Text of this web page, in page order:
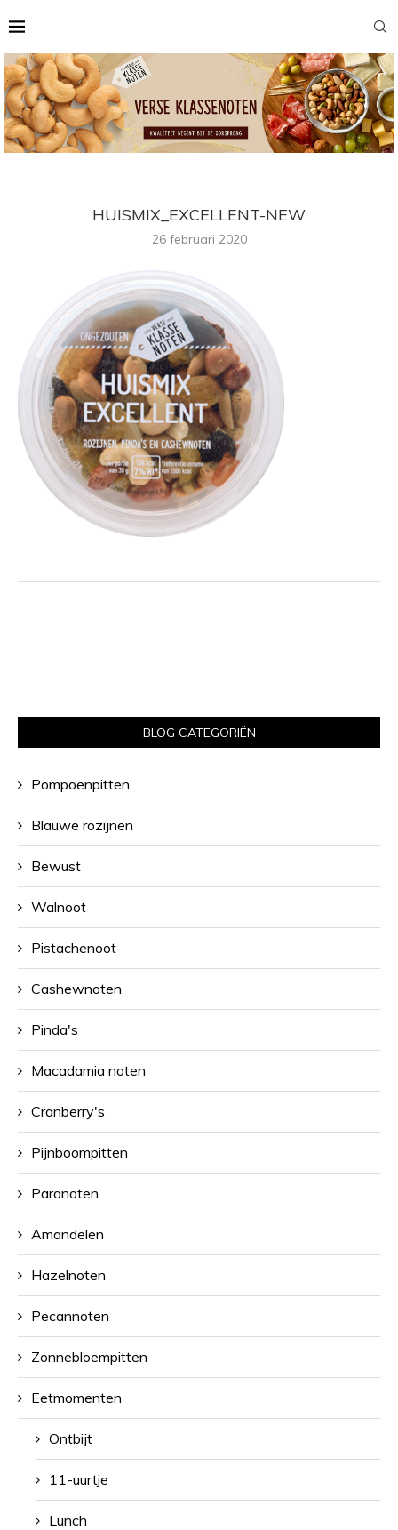
HUISMIX_EXCELLENT-NEW
26 februari 2020
BLOG CATEGORIËN
Pompoenpitten
Blauwe rozijnen
Bewust
Walnoot
Pistachenoot
Cashewnoten
Pinda's
Macadamia noten
Cranberry's
Pijnboompitten
Paranoten
Amandelen
Hazelnoten
Pecannoten
Zonnebloempitten
Eetmomenten
Ontbijt
11-uurtje
Lunch